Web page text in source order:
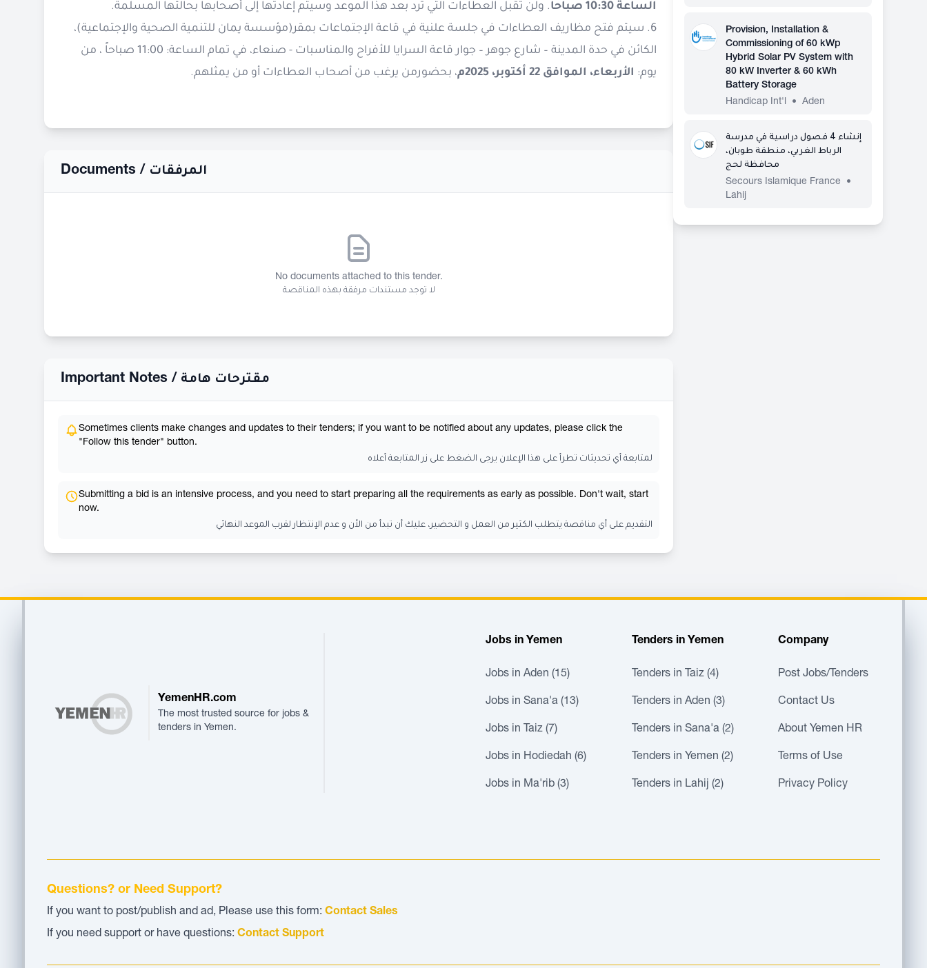
الساعة 10:30 صباحاً
. ولن تقبل العطاءات التي ترد بعد هذا الموعد وسيتم إعادتها إلى أصحابها بحالتها المسلمة.
6. سيتم فتح مظاريف العطاءات في جلسة علنية في قاعة الإجتماعات بمقر(مؤسسة يمان للتنمية الصحية والإجتماعية)،
الكائن في حدة المدينة – شارع جوهر – جوار قاعة السرايا للأفراح والمناسبات - صنعاء، في تمام الساعة: 11:00 صباحاً ، من
يوم: الأربعاء، الموافق 22 أكتوبر، 2025م ، بحضورمن يرغب من أصحاب العطاءات أو من يمثلهم.
Documents / المرفقات
No documents attached to this tender.
لا توجد مستندات مرفقة بهذه المناقصة
Important Notes / مقترحات هامة
Sometimes clients make changes and updates to their tenders; if you want to be notified about any updates, please click the
"Follow this tender" button.
لمتابعة أي تحديثات تطرأ على هذا الإعلان يرجى الضغط على زر المتابعة أعلاه
Submitting a bid is an intensive process, and you need to start preparing all the requirements as early as possible. Don't wait, start
now.
التقديم على أي مناقصة يتطلب الكثير من العمل و التحضير، عليك أن تبدأ من الأن و عدم الإنتظار لقرب الموعد النهائي
Provision, Installation &
Commissioning of 60 kWp
Hybrid Solar PV System with
80 kW Inverter & 60 kWh
Battery Storage
Handicap Int'l
• Aden
إنشاء 4 فصول دراسية في مدرسة
الرباط الغربي، منطقة طوبان،
محافظة لحج
Secours Islamique France
•
Lahij
YemenHR.com
The most trusted source for jobs &
tenders in Yemen.
Jobs in Yemen
Jobs in Aden (15)
Jobs in Sana'a (13)
Jobs in Taiz (7)
Jobs in Hodiedah (6)
Jobs in Ma'rib (3)
Tenders in Yemen
Tenders in Taiz (4)
Tenders in Aden (3)
Tenders in Sana'a (2)
Tenders in Yemen (2)
Tenders in Lahij (2)
Company
Post Jobs/Tenders
Contact Us
About Yemen HR
Terms of Use
Privacy Policy
Questions? or Need Support?
If you want to post/publish and ad, Please use this form: Contact Sales
If you need support or have questions: Contact Support